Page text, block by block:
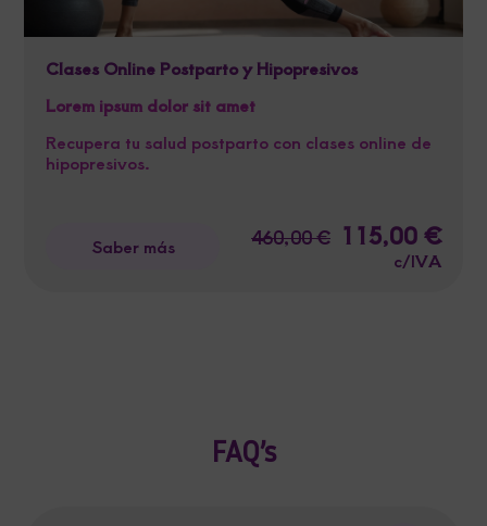
Clases Online Postparto y Hipopresivos
Lorem ipsum dolor sit amet
Recupera tu salud postparto con clases online de
hipopresivos.
Saber más 460,00€ El
precio
original
115,00 €El
c/IVA
FAQ’s